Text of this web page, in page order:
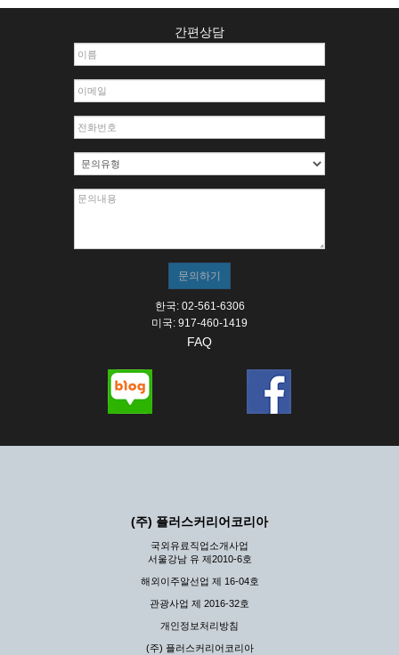
간편상담
한국: 02-561-6306
미국: 917-460-1419
FAQ
(주) 플러스커리어코리아
국외유료직업소개사업
서울강남 유 제2010-6호
해외이주알선업 제 16-04호
관광사업 제 2016-32호
개인정보처리방침
(주) 플러스커리어코리아